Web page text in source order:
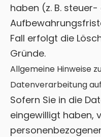
haben (z. B.
Fall erfolgt die
Gründe.
Allgemeine Hinweise
Datenverarbeitung
Sofern Sie in die
eingewilligt haben,